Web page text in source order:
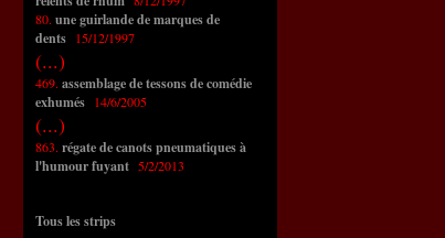
80. une guirlande de marques de
dents 15/12/1997
(...)
469. assemblage de tessons de comédie
exhumés 14/6/2005
(...)
863. régate de canots pneumatiques à
l'humour fuyant 5/2/2013
Tous les strips